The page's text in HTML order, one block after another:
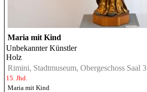
Maria mit Kind
Unbekannter Künstler
Holz
Rimini, Stadtmuseum, Obergeschoss Saal 3
15. Jhd.
Maria mit Kind